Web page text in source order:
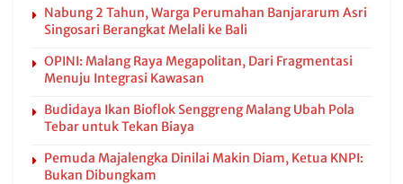
Nabung 2 Tahun, Warga Perumahan Banjararum Asri
Singosari Berangkat Melali ke Bali
OPINI: Malang Raya Megapolitan, Dari Fragmentasi
Menuju Integrasi Kawasan
Budidaya Ikan Bioflok Senggreng Malang Ubah Pola
Tebar untuk Tekan Biaya
Pemuda Majalengka Dinilai Makin Diam, Ketua KNPI:
Bukan Dibungkam